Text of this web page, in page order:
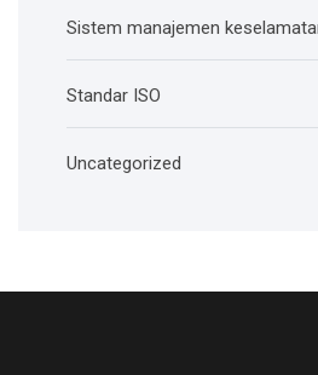
Sistem manajemen
Standar ISO
Uncategorized